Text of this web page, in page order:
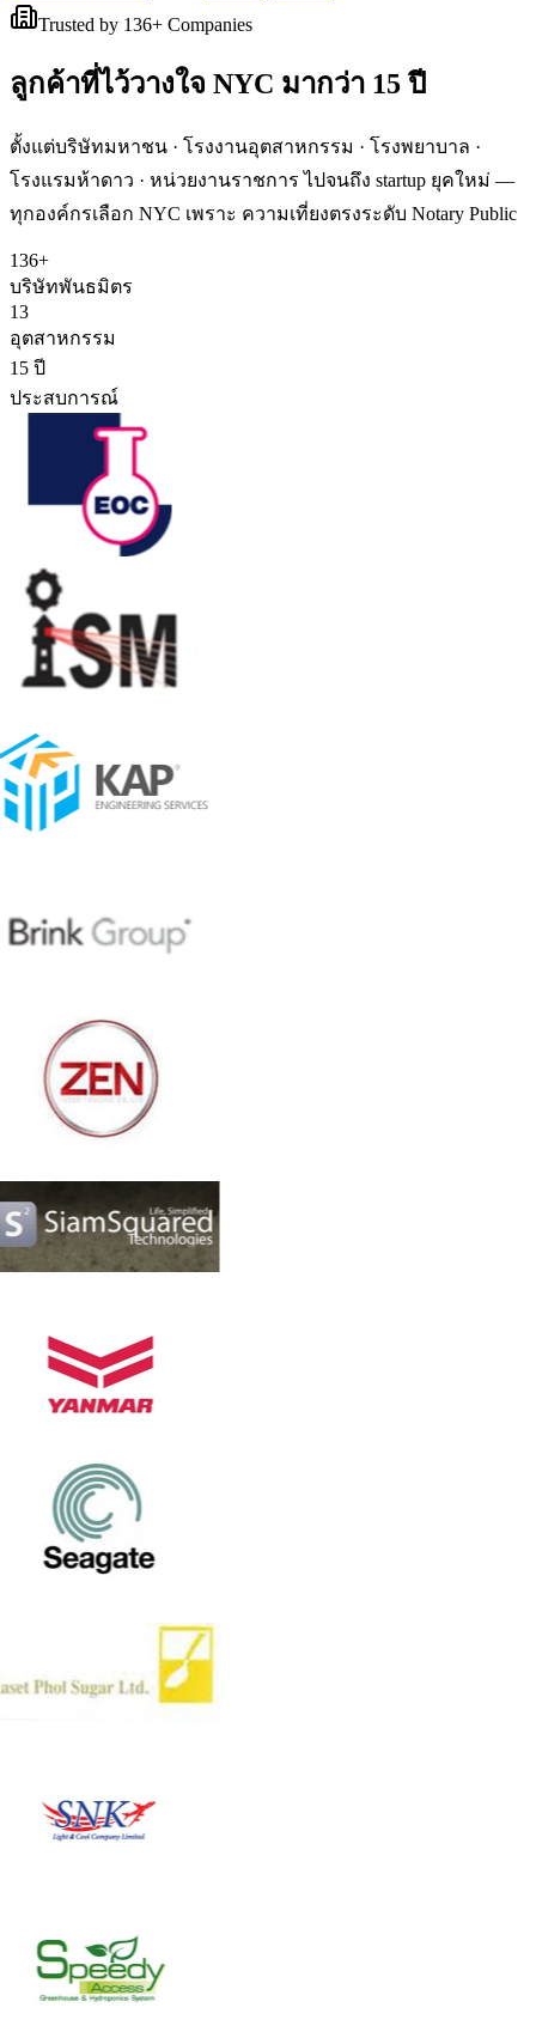
Trusted by 136+ Companies
ลูกค้าที่ไว้วางใจ NYC มากว่า 15 ปี
ตั้งแต่บริษัทมหาชน · โรงงานอุตสาหกรรม · โรงพยาบาล ·
โรงแรมห้าดาว · หน่วยงานราชการ ไปจนถึง startup ยุคใหม่ —
ทุกองค์กรเลือก NYC เพราะ ความเที่ยงตรงระดับ Notary Public
136+
บริษัทพันธมิตร
13
อุตสาหกรรม
15 ปี
ประสบการณ์